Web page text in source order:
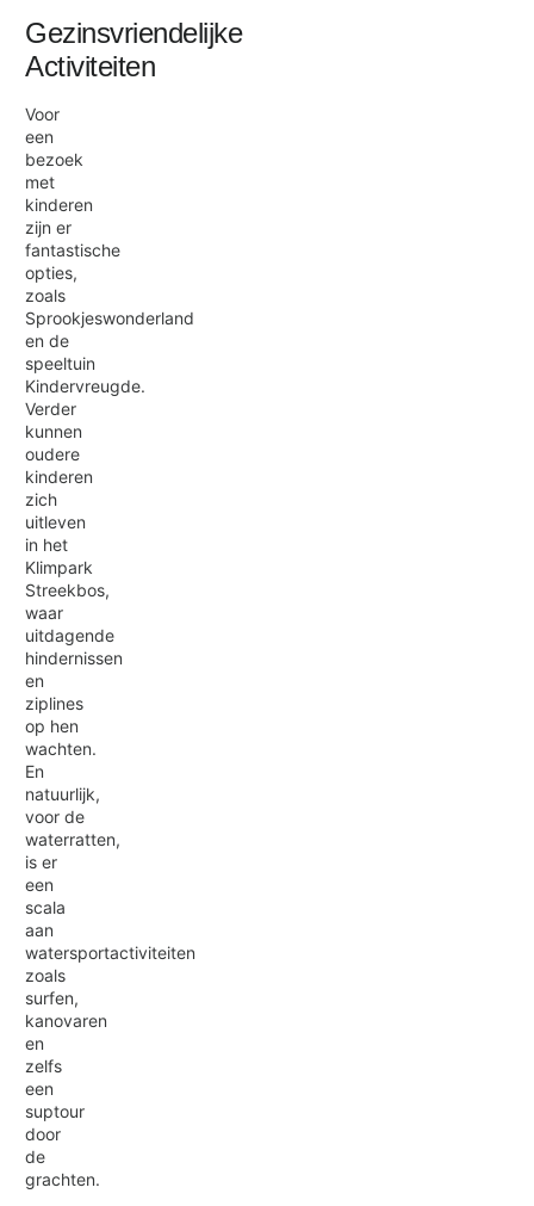
Gezinsvriendelijke
Activiteiten
Voor
een
bezoek
met
kinderen
zijn er
fantastische
opties,
zoals
Sprookjeswonderland
en de
speeltuin
Kindervreugde.
Verder
kunnen
oudere
kinderen
zich
uitleven
in het
Klimpark
Streekbos,
waar
uitdagende
hindernissen
en
ziplines
op hen
wachten.
En
natuurlijk,
voor de
waterratten,
is er
een
scala
aan
watersportactiviteiten
zoals
surfen,
kanovaren
en
zelfs
een
suptour
door
de
grachten.